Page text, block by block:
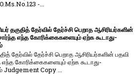
-...
தகுதித் தேர்வில் தேர்ச்சி பெறாத ஆசிரியர்களின்
எந்த கோரிக்கைகளையும் ஏற்க கூடாது-
தேர்வில் தேர்ச்சி பெறாத ஆசிரியர்களின் பதவி
எந்த கோரிக்கைகளையும் ஏற்க கூடாது-
Judgement Copy ...